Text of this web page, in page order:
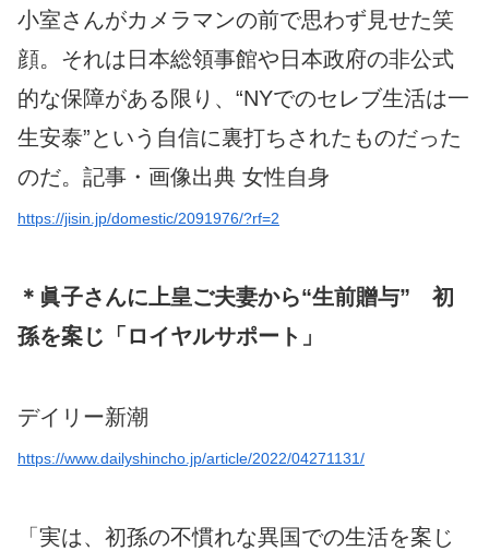
小室さんがカメラマンの前で思わず見せた笑
顔。それは日本総領事館や日本政府の非公式
的な保障がある限り、“NYでのセレブ生活は一
生安泰”という自信に裏打ちされたものだった
のだ。記事・画像出典 女性自身
https://jisin.jp/domestic/2091976/?rf=2
＊眞子さんに上皇ご夫妻から“生前贈与” 初
孫を案じ「ロイヤルサポート」
デイリー新潮
https://www.dailyshincho.jp/article/2022/04271131/
「実は、初孫の不慣れな異国での生活を案じ